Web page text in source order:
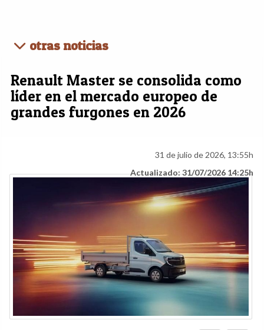
otras noticias
Renault Master se consolida como
líder en el mercado europeo de
grandes furgones en 2026
31 de julio de 2026, 13:55h
Actualizado: 31/07/2026 14:25h